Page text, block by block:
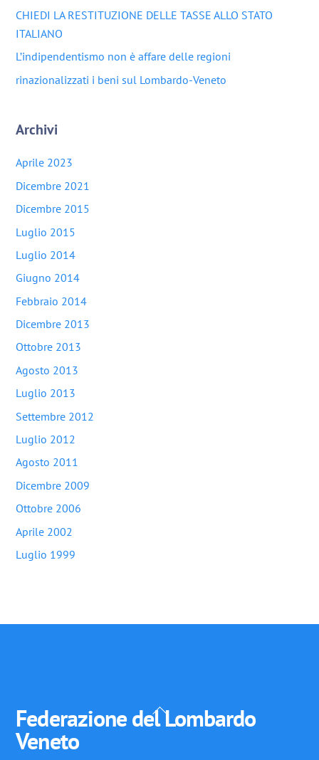
CHIEDI LA RESTITUZIONE DELLE TASSE ALLO STATO
ITALIANO
L’indipendentismo non è affare delle regioni
rinazionalizzati i beni sul Lombardo-Veneto
Archivi
Aprile 2023
Dicembre 2021
Dicembre 2015
Luglio 2015
Luglio 2014
Giugno 2014
Febbraio 2014
Dicembre 2013
Ottobre 2013
Agosto 2013
Luglio 2013
Settembre 2012
Luglio 2012
Agosto 2011
Dicembre 2009
Ottobre 2006
Aprile 2002
Luglio 1999
Back
To
Federazione del Lombardo
Veneto